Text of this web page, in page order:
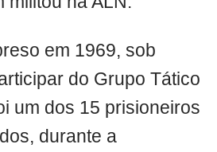
em 1969, sob
do Grupo Tático
um dos 15 prisioneiros
durante a